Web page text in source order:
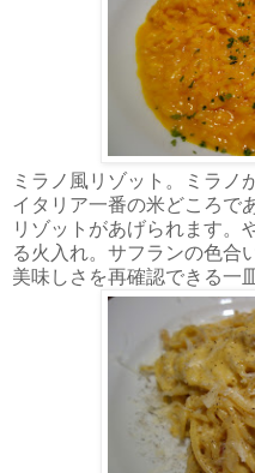
ミラノ風リゾット。ミラノ
イタリア一番の米どころで
リゾットがあげられます。
る火入れ。サフランの色合
美味しさを再確認できる一